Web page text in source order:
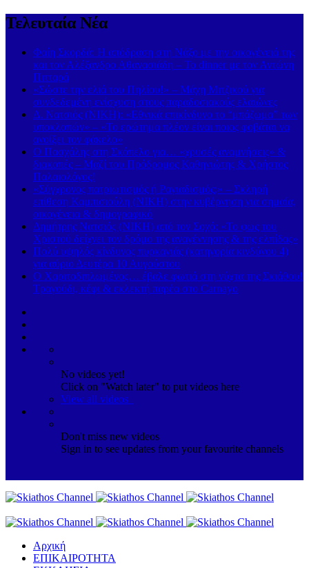
Τελευταία Νέα
Φαίη Σκορδά: Η απόδραση στη Νάξο με την οικογένειά της
και τον Αλέξανδρο Αθανασιάδη – Το dinner με τον Αντώνη
Πιτταρά
«Σώστε την ελιά του Πηλίου!» – Μάχη Μιτζικού για
συνδεδεμένη ενίσχυση στους παραδοσιακούς ελαιώνες
Δ. Νατσιός (ΝΙΚΗ): «Εθνικά επικίνδυνο το “μπάζωμα” των
υποκλοπών» – «Το ερώτημα πλέον είναι ποιος φοβάται να
ανοίξει τον φάκελο»
Ο Πασχάλης στη Σκόπελο για… «χρυσές αναμνήσεις» &
διακοπές – Μαζί του Πρόδρομος Καθηνιώτης & Χρήστος
Παλαιολόγος!
«Σύγχρονος πατριωτισμός ή Ραγιαδισμός;» – Σκληρή
επίθεση Καμπισιούλη (ΝΙΚΗ) στην κυβέρνηση για σημαία,
οικογένεια & δημογραφικό
Δημήτρης Νατσιός (ΝΙΚΗ) από τον Σοχό: «Το φως του
Χριστού δείχνει τον δρόμο της αναγέννησης & της ελπίδας»
Πολύ υψηλός κίνδυνος πυρκαγιάς (κατηγορία κινδύνου 4)
για αύριο Δευτέρα 10 Αυγούστου
Ο Χαριτοδιπλωμένος… έβαλε φωτιά στη νύχτα της Σκιάθου!
Τραγούδι, κέφι & εκλεκτή παρέα στο Carnayo
No videos yet!
Click on "Watch later" to put videos here
View all videos
Don't miss new videos
Sign in to see updates from your favourite channels
Αρχική
ΕΠΙΚΑΙΡΟΤΗΤΑ